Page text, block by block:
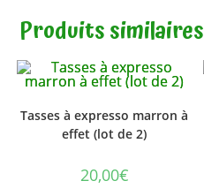
Produits similaires
Tasses à expresso marron à
effet (lot de 2)
20,00€